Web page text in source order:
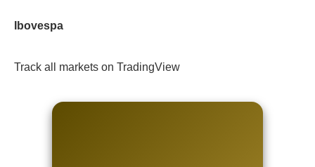
Ibovespa
Track all markets on TradingView